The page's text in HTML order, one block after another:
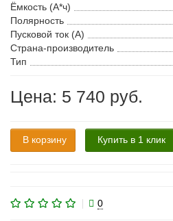
Ёмкость (А*ч)
Полярность
Пусковой ток (А)
Страна-производитель
Тип
Цена: 5 740 руб.
В корзину Купить в 1 клик
0